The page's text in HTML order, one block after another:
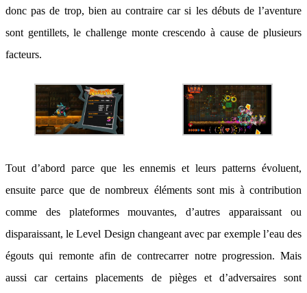
donc pas de trop, bien au contraire car si les débuts de l’aventure
sont gentillets, le challenge monte crescendo à cause de plusieurs
facteurs.
Tout d’abord parce que les ennemis et leurs patterns évoluent,
ensuite parce que de nombreux éléments sont mis à contribution
comme des plateformes mouvantes, d’autres apparaissant ou
disparaissant, le Level Design changeant avec par exemple l’eau des
égouts qui remonte afin de contrecarrer notre progression. Mais
aussi car certains placements de pièges et d’adversaires sont